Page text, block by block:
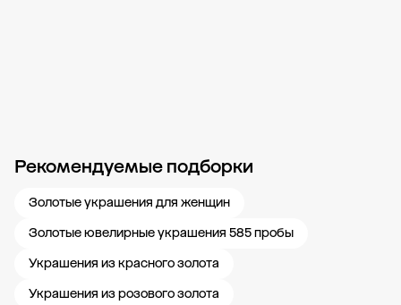
Рекомендуемые подборки
Золотые украшения для женщин
Золотые ювелирные украшения 585 пробы
Украшения из красного золота
Украшения из розового золота
Новости компании Журнал ЗОЛОТОЙ Блог